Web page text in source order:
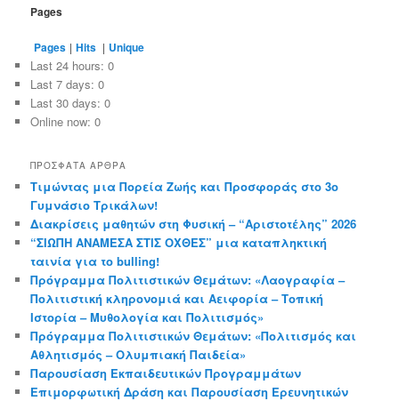
Pages
Pages | Hits | Unique
Last 24 hours:0
Last 7 days:0
Last 30 days:0
Online now: 0
ΠΡΌΣΦΑΤΑ ΆΡΘΡΑ
Τιμώντας μια Πορεία Ζωής και Προσφοράς στο 3ο
Γυμνάσιο Τρικάλων!
Διακρίσεις μαθητών στη Φυσική – “Αριστοτέλης” 2026
“ΣΙΩΠΗ ΑΝΑΜΕΣΑ ΣΤΙΣ ΟΧΘΕΣ” μια καταπληκτική
ταινία για το bulling!
Πρόγραμμα Πολιτιστικών Θεμάτων: «Λαογραφία –
Πολιτιστική κληρονομιά και Αειφορία – Τοπική
Ιστορία – Μυθολογία και Πολιτισμός»
Πρόγραμμα Πολιτιστικών Θεμάτων: «Πολιτισμός και
Αθλητισμός – Ολυμπιακή Παιδεία»
Παρουσίαση Εκπαιδευτικών Προγραμμάτων
Επιμορφωτική Δράση και Παρουσίαση Ερευνητικών